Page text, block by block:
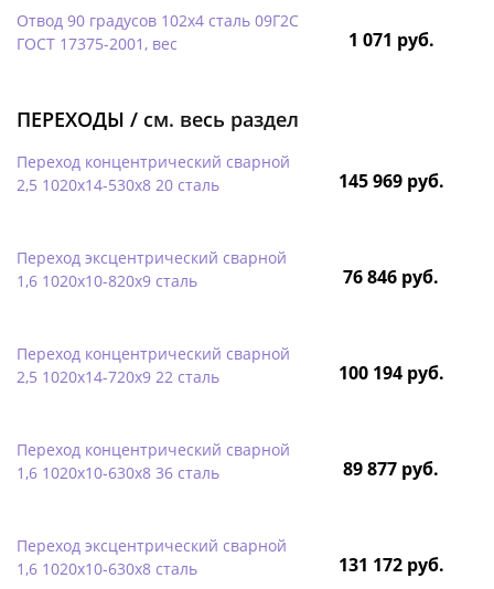
Отвод 90 градусов 102х4 сталь 09Г2С
ГОСТ 17375-2001, вес
1 071 руб.
ПЕРЕХОДЫ / см. весь раздел
Переход концентрический сварной
2,5 1020х14-530х8 20 сталь
145 969 руб.
Переход эксцентрический сварной
1,6 1020х10-820х9 сталь
76 846 руб.
Переход концентрический сварной
2,5 1020х14-720х9 22 сталь
100 194 руб.
Переход концентрический сварной
1,6 1020х10-630х8 36 сталь
89 877 руб.
Переход эксцентрический сварной
1,6 1020х10-630х8 сталь
131 172 руб.